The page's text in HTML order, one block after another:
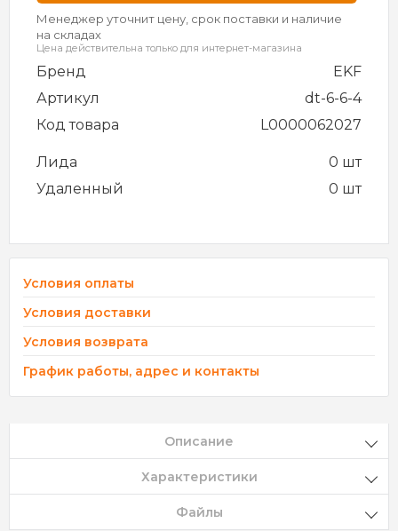
Менеджер уточнит цену, срок поставки и наличие
на складах
Цена действительна только для интернет-магазина
Бренд
EKF
Артикул
dt-6-6-4
Код товара
L0000062027
Лида
0 шт
Удаленный
0 шт
Условия оплаты
Условия доставки
Условия возврата
График работы, адрес и контакты
Описание
Характеристики
Файлы